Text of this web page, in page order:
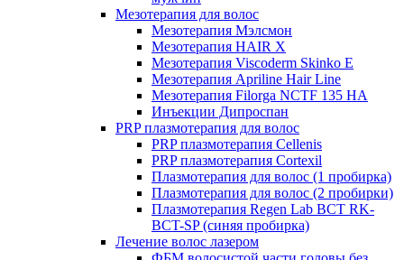
Мезотерапия для волос
Мезотерапия Мэлсмон
Мезотерапия HAIR X
Мезотерапия Viscoderm Skinko E
Мезотерапия Apriline Hair Line
Мезотерапия Filorga NCTF 135 HA
Инъекции Дипроспан
PRP плазмотерапия для волос
PRP плазмотерапия Cellenis
PRP плазмотерапия Cortexil
Плазмотерапия для волос (1 пробирка)
Плазмотерапия для волос (2 пробирки)
Плазмотерапия Regen Lab BCT RK-
BCT-SP (синяя пробирка)
Лечение волос лазером